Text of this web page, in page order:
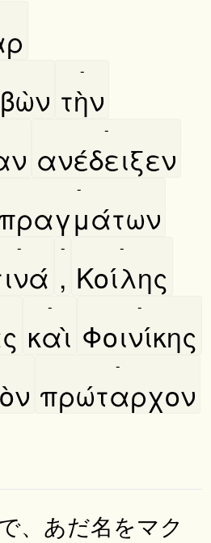
τὴν
-
ανέδειξεν
-
-
-
,
-
Κοίλης
-
καὶ
-
Φοινίκης
-
πρώταρχον
-
、あだ名をマク